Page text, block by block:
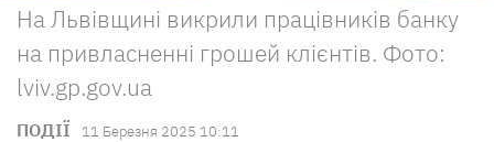
На Львівщині викрили працівників банку
на привласненні грошей клієнтів. Фото:
lviv.gp.gov.ua
ПОДІЇ 11 Березня 2025 10:11